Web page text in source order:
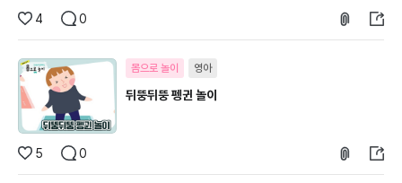
4 0
몸으로 놀이 영아
뒤뚱뒤뚱 펭귄 놀이
5 0